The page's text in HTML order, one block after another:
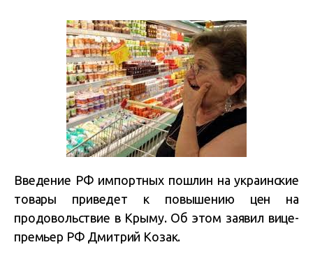
Введение РФ импортных пошлин на украинские
товары приведет к повышению цен на
продовольствие в Крыму. Об этом заявил вице-
премьер РФ Дмитрий Козак.